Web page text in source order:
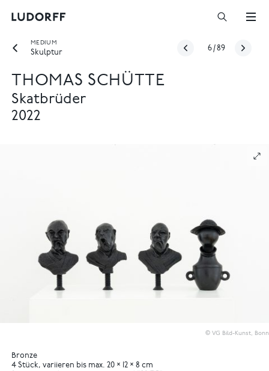
MEDIUM
Skulptur
6 /89
THOMAS SCHÜTTE
Skatbrüder
2022
© VG Bild-Kunst, Bonn
Bronze
4 Stück, variieren bis max. 20 × 12 × 8 cm